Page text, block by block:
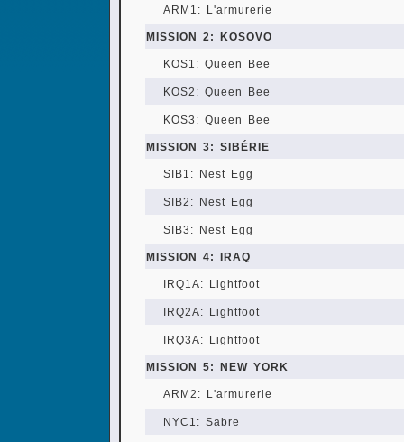
ARM1: L'armurerie
MISSION 2: KOSOVO
KOS1: Queen Bee
KOS2: Queen Bee
KOS3: Queen Bee
MISSION 3: SIBÉRIE
SIB1: Nest Egg
SIB2: Nest Egg
SIB3: Nest Egg
MISSION 4: IRAQ
IRQ1A: Lightfoot
IRQ2A: Lightfoot
IRQ3A: Lightfoot
MISSION 5: NEW YORK
ARM2: L'armurerie
NYC1: Sabre